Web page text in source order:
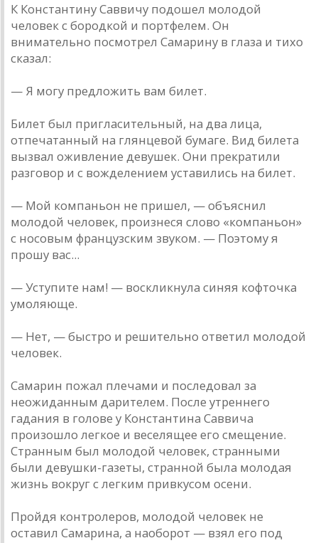
К Константину Саввичу подошел молодой
человек с бородкой и портфелем. Он
внимательно посмотрел Самарину в глаза и тихо
сказал:
— Я могу предложить вам билет.
Билет был пригласительный, на два лица,
отпечатанный на глянцевой бумаге. Вид билета
вызвал оживление девушек. Они прекратили
разговор и с вожделением уставились на билет.
— Мой компаньон не пришел, — объяснил
молодой человек, произнеся слово «компаньон»
с носовым французским звуком. — Поэтому я
прошу вас...
— Уступите нам! — воскликнула синяя кофточка
умоляюще.
— Нет, — быстро и решительно ответил молодой
человек.
Самарин пожал плечами и последовал за
неожиданным дарителем. После утреннего
гадания в голове у Константина Саввича
произошло легкое и веселящее его смещение.
Странным был молодой человек, странными
были девушки-газеты, странной была молодая
жизнь вокруг с легким привкусом осени.
Пройдя контролеров, молодой человек не
оставил Самарина, а наоборот — взял его под